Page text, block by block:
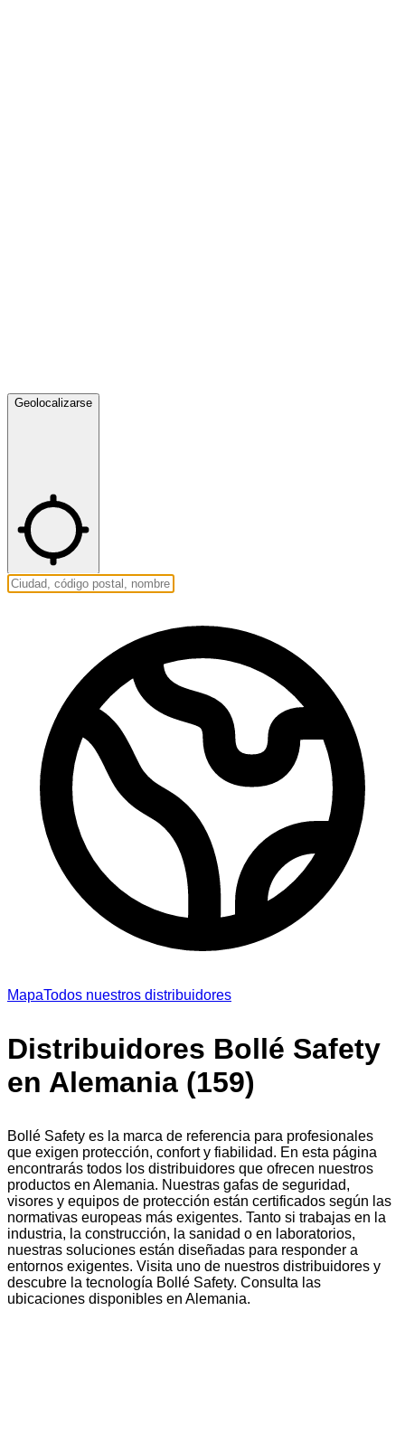
Geolocalizarse
MapaTodos nuestros distribuidores
Distribuidores Bollé Safety
en Alemania (159)
Bollé Safety es la marca de referencia para profesionales
que exigen protección, confort y fiabilidad. En esta página
encontrarás todos los distribuidores que ofrecen nuestros
productos en Alemania. Nuestras gafas de seguridad,
visores y equipos de protección están certificados según las
normativas europeas más exigentes. Tanto si trabajas en la
industria, la construcción, la sanidad o en laboratorios,
nuestras soluciones están diseñadas para responder a
entornos exigentes. Visita uno de nuestros distribuidores y
descubre la tecnología Bollé Safety. Consulta las
ubicaciones disponibles en Alemania.